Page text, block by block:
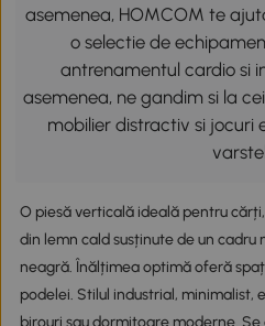
asemenea, HOMCOM te
o selectie de
antrenamentul cardio si
asemenea, ne gandim si la
mobilier distractiv si
O piesă verticală ideală pentru
din lemn cald susținute de un cadru
neagră. Înălțimea optimă oferă
podelei. Stilul industrial, minimalist,
birouri sau dormitoare moderne. Se